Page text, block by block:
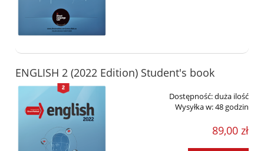
ENGLISH 2 (2022 Edition) Student's book
Dostępność:duża ilość
Wysyłka w:48 godzin
89,00 zł